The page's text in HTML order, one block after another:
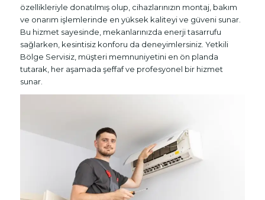
özellikleriyle donatılmış olup, cihazlarınızın montaj, bakım
ve onarım işlemlerinde en yüksek kaliteyi ve güveni sunar.
Bu hizmet sayesinde, mekanlarınızda enerji tasarrufu
sağlarken, kesintisiz konforu da deneyimlersiniz. Yetkili
Bölge Servisiz, müşteri memnuniyetini en ön planda
tutarak, her aşamada şeffaf ve profesyonel bir hizmet
sunar.